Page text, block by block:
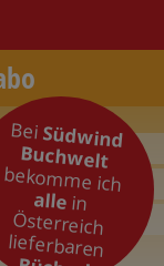
BeiSüdwind
Buchwelt
bekomme ich
allein
Österreich
lieferbaren